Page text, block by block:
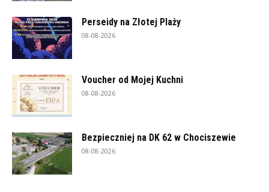
Perseidy na Złotej Plaży
08-08-2026
Voucher od Mojej Kuchni
08-08-2026
Bezpieczniej na DK 62 w Chociszewie
08-08-2026